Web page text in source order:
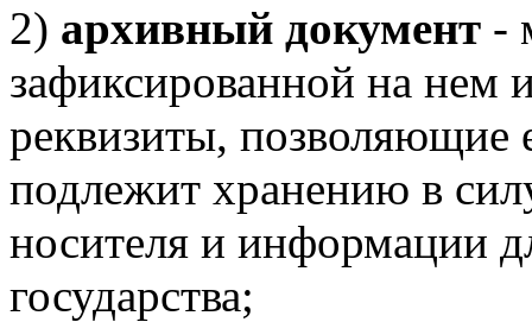
2) архивный документ -
зафиксированной на нем
реквизиты, позволяющие
подлежит хранению в
носителя и информации
государства;